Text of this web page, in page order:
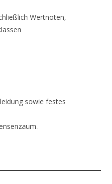
Wertnoten,
sowie festes